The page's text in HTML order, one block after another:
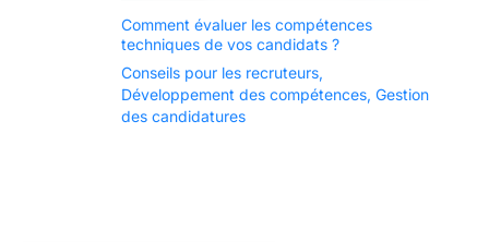
Comment évaluer les compétences
techniques de vos candidats ?
Conseils pour les recruteurs,
Développement des compétences, Gestion
des candidatures